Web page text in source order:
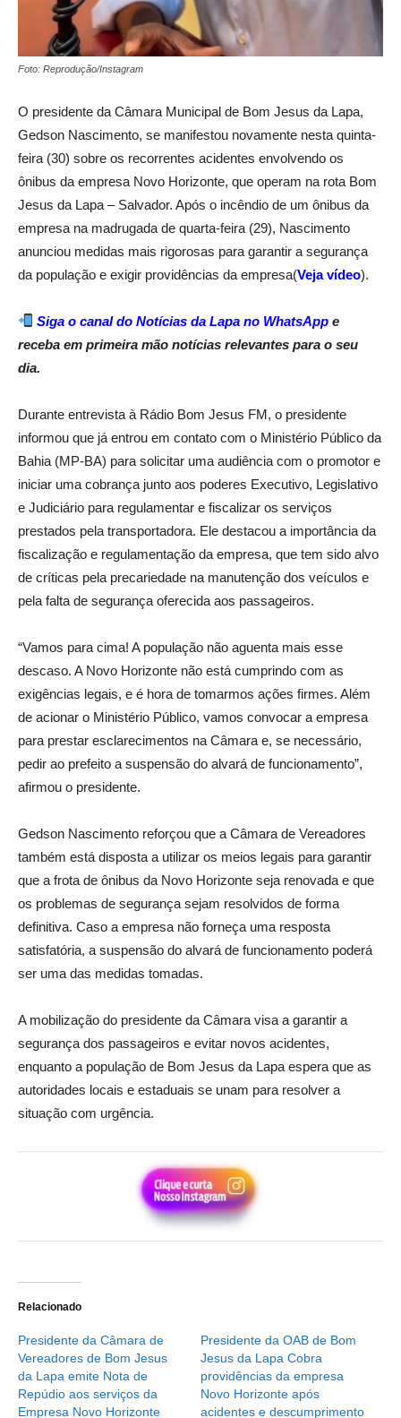
Foto: Reprodução/Instagram
O presidente da Câmara Municipal de Bom Jesus da Lapa,
Gedson Nascimento, se manifestou novamente nesta quinta-
feira (30) sobre os recorrentes acidentes envolvendo os
ônibus da empresa Novo Horizonte, que operam na rota Bom
Jesus da Lapa – Salvador. Após o incêndio de um ônibus da
empresa na madrugada de quarta-feira (29), Nascimento
anunciou medidas mais rigorosas para garantir a segurança
da população e exigir providências da empresa(Veja vídeo).
Siga o canal do Notícias da Lapa no WhatsApp e
receba em primeira mão notícias relevantes para o seu
dia.
Durante entrevista à Rádio Bom Jesus FM, o presidente
informou que já entrou em contato com o Ministério Público da
Bahia (MP-BA) para solicitar uma audiência com o promotor e
iniciar uma cobrança junto aos poderes Executivo, Legislativo
e Judiciário para regulamentar e fiscalizar os serviços
prestados pela transportadora. Ele destacou a importância da
fiscalização e regulamentação da empresa, que tem sido alvo
de críticas pela precariedade na manutenção dos veículos e
pela falta de segurança oferecida aos passageiros.
“Vamos para cima! A população não aguenta mais esse
descaso. A Novo Horizonte não está cumprindo com as
exigências legais, e é hora de tomarmos ações firmes. Além
de acionar o Ministério Público, vamos convocar a empresa
para prestar esclarecimentos na Câmara e, se necessário,
pedir ao prefeito a suspensão do alvará de funcionamento”,
afirmou o presidente.
Gedson Nascimento reforçou que a Câmara de Vereadores
também está disposta a utilizar os meios legais para garantir
que a frota de ônibus da Novo Horizonte seja renovada e que
os problemas de segurança sejam resolvidos de forma
definitiva. Caso a empresa não forneça uma resposta
satisfatória, a suspensão do alvará de funcionamento poderá
ser uma das medidas tomadas.
A mobilização do presidente da Câmara visa a garantir a
segurança dos passageiros e evitar novos acidentes,
enquanto a população de Bom Jesus da Lapa espera que as
autoridades locais e estaduais se unam para resolver a
situação com urgência.
Relacionado
Presidente da Câmara de
Vereadores de Bom Jesus
da Lapa emite Nota de
Repúdio aos serviços da
Empresa Novo Horizonte
Presidente da OAB de Bom
Jesus da Lapa Cobra
providências da empresa
Novo Horizonte após
acidentes e descumprimento